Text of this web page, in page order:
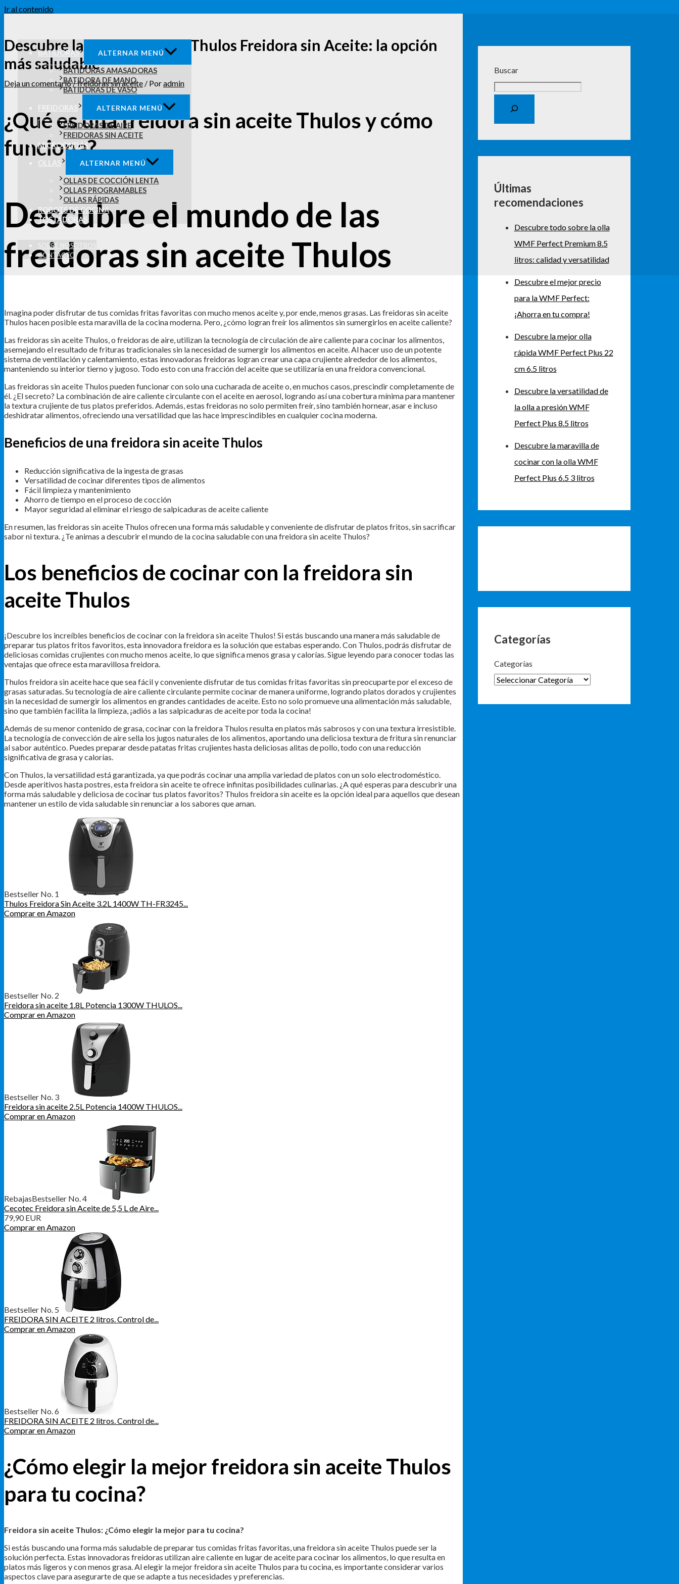
Ir al contenido
BATIDORAS ALTERNAR MENÚ
BATIDORAS AMASADORAS
BATIDORA DE MANO
BATIDORAS DE VASO
FREIDORAS ALTERNAR MENÚ
FREIDORAS DE AIRE
FREIDORAS SIN ACEITE
MICROONDAS
OLLAS ALTERNAR MENÚ
OLLAS DE COCCIÓN LENTA
OLLAS PROGRAMABLES
OLLAS RÁPIDAS
ROBOTS DE COCINA
TOSTADORAS
SOBRE NOSOTROS
CONTACTO
Descubre las ventajas de la Thulos Freidora sin Aceite: la opción
más saludable
Deja un comentario/freidoras sin aceite / Poradmin
¿Qué es una freidora sin aceite Thulos y cómo
funciona?
Descubre el mundo de las
freidoras sin aceite Thulos
Imagina poder disfrutar de tus comidas fritas favoritas con mucho menos aceite y, por ende, menos grasas. Las freidoras sin aceite
Thulos hacen posible esta maravilla de la cocina moderna. Pero, ¿cómo logran freír los alimentos sin sumergirlos en aceite caliente?
Las freidoras sin aceite Thulos, o freidoras de aire, utilizan la tecnología de circulación de aire caliente para cocinar los alimentos,
asemejando el resultado de frituras tradicionales sin la necesidad de sumergir los alimentos en aceite. Al hacer uso de un potente
sistema de ventilación y calentamiento, estas innovadoras freidoras logran crear una capa crujiente alrededor de los alimentos,
manteniendo su interior tierno y jugoso. Todo esto con una fracción del aceite que se utilizaría en una freidora convencional.
Las freidoras sin aceite Thulos pueden funcionar con solo una cucharada de aceite o, en muchos casos, prescindir completamente de
él. ¿El secreto? La combinación de aire caliente circulante con el aceite en aerosol, logrando así una cobertura mínima para mantener
la textura crujiente de tus platos preferidos. Además, estas freidoras no solo permiten freír, sino también hornear, asar e incluso
deshidratar alimentos, ofreciendo una versatilidad que las hace imprescindibles en cualquier cocina moderna.
Beneficios de una freidora sin aceite Thulos
Reducción significativa de la ingesta de grasas
Versatilidad de cocinar diferentes tipos de alimentos
Fácil limpieza y mantenimiento
Ahorro de tiempo en el proceso de cocción
Mayor seguridad al eliminar el riesgo de salpicaduras de aceite caliente
En resumen, las freidoras sin aceite Thulos ofrecen una forma más saludable y conveniente de disfrutar de platos fritos, sin sacrificar
sabor ni textura. ¿Te animas a descubrir el mundo de la cocina saludable con una freidora sin aceite Thulos?
Los beneficios de cocinar con la freidora sin
aceite Thulos
¡Descubre los increíbles beneficios de cocinar con la freidora sin aceite Thulos! Si estás buscando una manera más saludable de
preparar tus platos fritos favoritos, esta innovadora freidora es la solución que estabas esperando. Con Thulos, podrás disfrutar de
deliciosas comidas crujientes con mucho menos aceite, lo que significa menos grasa y calorías. Sigue leyendo para conocer todas las
ventajas que ofrece esta maravillosa freidora.
Thulos freidora sin aceite hace que sea fácil y conveniente disfrutar de tus comidas fritas favoritas sin preocuparte por el exceso de
grasas saturadas. Su tecnología de aire caliente circulante permite cocinar de manera uniforme, logrando platos dorados y crujientes
sin la necesidad de sumergir los alimentos en grandes cantidades de aceite. Esto no solo promueve una alimentación más saludable,
sino que también facilita la limpieza, ¡adiós a las salpicaduras de aceite por toda la cocina!
Además de su menor contenido de grasa, cocinar con la freidora Thulos resulta en platos más sabrosos y con una textura irresistible.
La tecnología de convección de aire sella los jugos naturales de los alimentos, aportando una deliciosa textura de fritura sin renunciar
al sabor auténtico. Puedes preparar desde patatas fritas crujientes hasta deliciosas alitas de pollo, todo con una reducción
significativa de grasa y calorías.
Con Thulos, la versatilidad está garantizada, ya que podrás cocinar una amplia variedad de platos con un solo electrodoméstico.
Desde aperitivos hasta postres, esta freidora sin aceite te ofrece infinitas posibilidades culinarias. ¿A qué esperas para descubrir una
forma más saludable y deliciosa de cocinar tus platos favoritos? Thulos freidora sin aceite es la opción ideal para aquellos que desean
mantener un estilo de vida saludable sin renunciar a los sabores que aman.
Bestseller No. 1
Thulos Freidora Sin Aceite 3.2L 1400W TH-FR3245...
Comprar en Amazon
Bestseller No. 2
Freidora sin aceite 1.8L Potencia 1300W THULOS...
Comprar en Amazon
Bestseller No. 3
Freidora sin aceite 2.5L Potencia 1400W THULOS...
Comprar en Amazon
RebajasBestseller No. 4
Cecotec Freidora sin Aceite de 5,5 L de Aire...
79,90 EUR
Comprar en Amazon
Bestseller No. 5
FREIDORA SIN ACEITE 2 litros. Control de...
Comprar en Amazon
Bestseller No. 6
FREIDORA SIN ACEITE 2 litros. Control de...
Comprar en Amazon
¿Cómo elegir la mejor freidora sin aceite Thulos
para tu cocina?
Freidora sin aceite Thulos: ¿Cómo elegir la mejor para tu cocina?
Si estás buscando una forma más saludable de preparar tus comidas fritas favoritas, una freidora sin aceite Thulos puede ser la
solución perfecta. Estas innovadoras freidoras utilizan aire caliente en lugar de aceite para cocinar los alimentos, lo que resulta en
platos más ligeros y con menos grasa. Al elegir la mejor freidora sin aceite Thulos para tu cocina, es importante considerar varios
aspectos clave para asegurarte de que se adapte a tus necesidades y preferencias.
Buscar
Últimas
recomendaciones
Descubre todo sobre la olla
WMF Perfect Premium 8.5
litros: calidad y versatilidad
Descubre el mejor precio
para la WMF Perfect:
¡Ahorra en tu compra!
Descubre la mejor olla
rápida WMF Perfect Plus 22
cm 6.5 litros
Descubre la versatilidad de
la olla a presión WMF
Perfect Plus 8.5 litros
Descubre la maravilla de
cocinar con la olla WMF
Perfect Plus 6.5 3 litros
Categorías
Categorías